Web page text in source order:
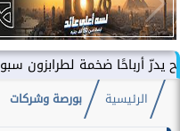
لطرابزون سبور خلال 3 أيام فقط
الرئيسية بورصة وشركات